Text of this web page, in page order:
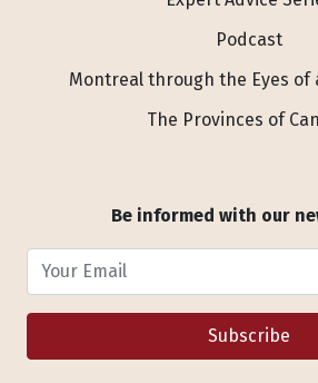
Podcast
Montreal through the Eyes of
The Provinces of
Be informed with our
Subscribe